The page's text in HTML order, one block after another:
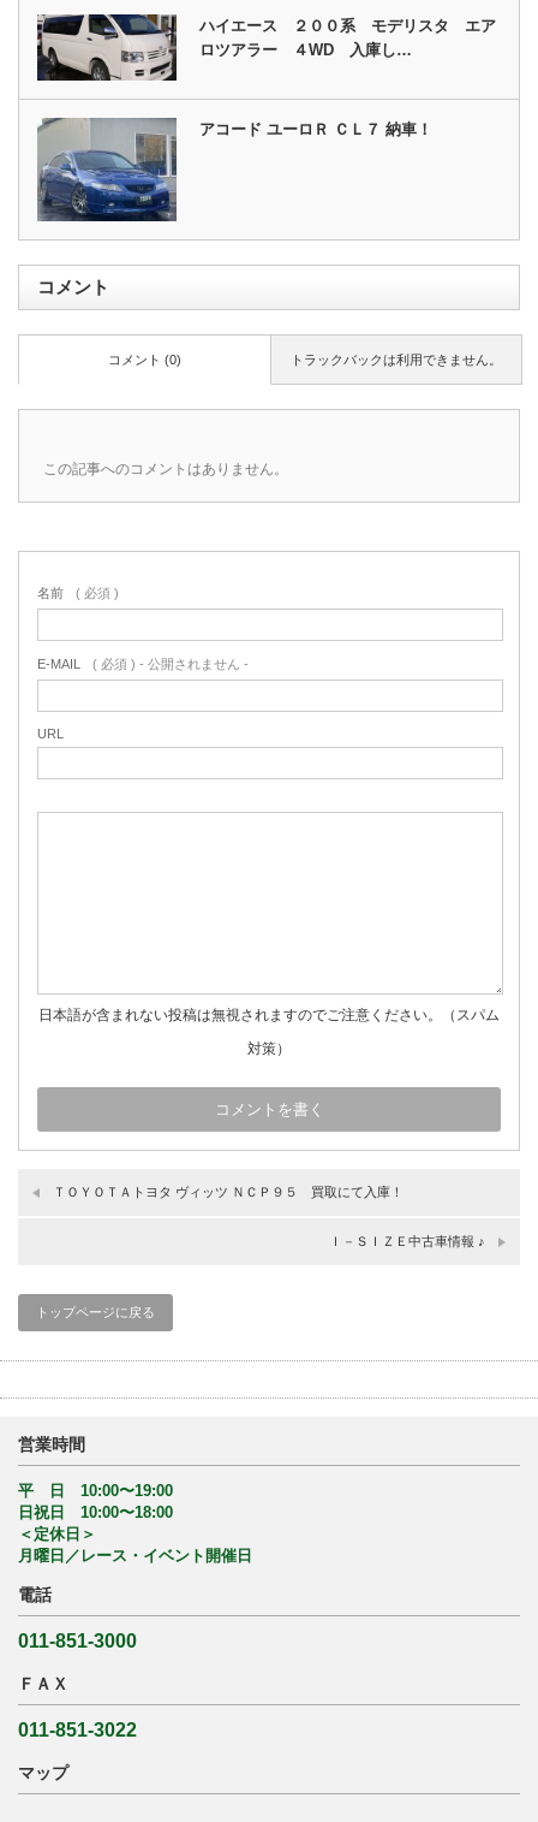
ハイエース ２００系 モデリスタ エア
ロツアラー ４WD 入庫し…
アコード ユーロＲ ＣＬ７ 納車！
コメント
トラックバックは利用できません。
コメント (0)
この記事へのコメントはありません。
名前 ( 必須 )
E-MAIL ( 必須 ) - 公開されません -
URL
日本語が含まれない投稿は無視されますのでご注意ください。（スパム
対策）
ＴＯＹＯＴＡトヨタ ヴィッツ ＮＣＰ９５ 買取にて入庫！
Ｉ－ＳＩＺＥ中古車情報 ♪
トップページに戻る
営業時間
平 日 10:00〜19:00
日祝日 10:00〜18:00
＜定休日＞
月曜日／レース・イベント開催日
電話
011-851-3000
ＦＡＸ
011-851-3022
マップ